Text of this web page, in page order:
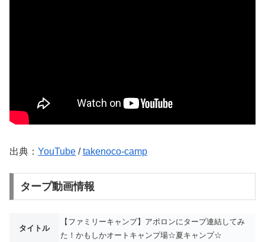
出典： YouTube /takenoco-camp
タープ動画情報
タイトル
【ファミリーキャンプ】アポロンにタープ連結してみ
た！かもしかオートキャンプ場☆夏キャンプ☆